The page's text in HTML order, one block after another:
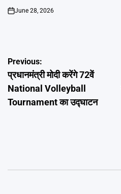
on
June 28, 2026
Post
navigation
Previous:
प्रधानमंत्री मोदी करेंगे 72वें
National Volleyball
Tournament का उद्घाटन